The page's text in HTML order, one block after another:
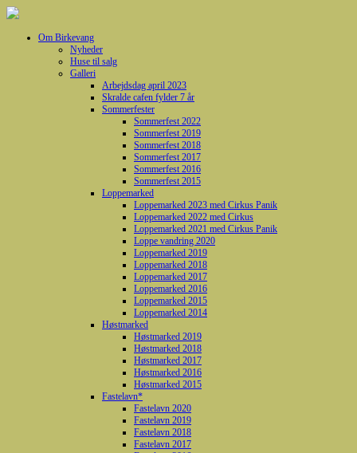
Om Birkevang
Nyheder
Huse til salg
Galleri
Arbejdsdag april 2023
Skralde cafen fylder 7 år
Sommerfester
Sommerfest 2022
Sommerfest 2019
Sommerfest 2018
Sommerfest 2017
Sommerfest 2016
Sommerfest 2015
Loppemarked
Loppemarked 2023 med Cirkus Panik
Loppemarked 2022 med Cirkus
Loppemarked 2021 med Cirkus Panik
Loppe vandring 2020
Loppemarked 2019
Loppemarked 2018
Loppemarked 2017
Loppemarked 2016
Loppemarked 2015
Loppemarked 2014
Høstmarked
Høstmarked 2019
Høstmarked 2018
Høstmarked 2017
Høstmarked 2016
Høstmarked 2015
Fastelavn*
Fastelavn 2020
Fastelavn 2019
Fastelavn 2018
Fastelavn 2017